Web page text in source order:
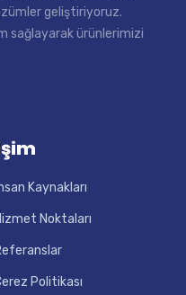
geliştiriyoruz.
sağlayarak ürünlerimizi
Kaynakları
Noktaları
Politikası